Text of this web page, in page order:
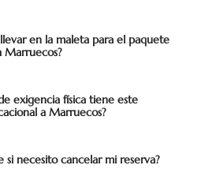
en la maleta para el paquete
Marruecos?
exigencia física tiene este
a Marruecos?
si necesito cancelar mi reserva?